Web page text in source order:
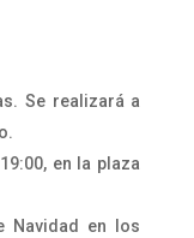
Se realizará a
en la plaza
Navidad en los